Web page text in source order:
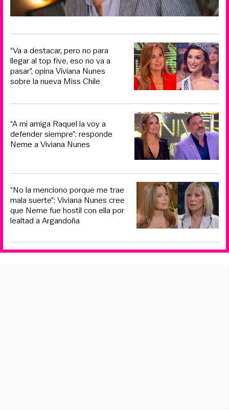
“Va a destacar, pero no para
llegar al top five, eso no va a
pasar”, opina Viviana Nunes
sobre la nueva Miss Chile
“A mi amiga Raquel la voy a
defender siempre”: responde
Neme a Viviana Nunes
“No la menciono porque me trae
mala suerte”: Viviana Nunes cree
que Neme fue hostil con ella por
lealtad a Argandoña